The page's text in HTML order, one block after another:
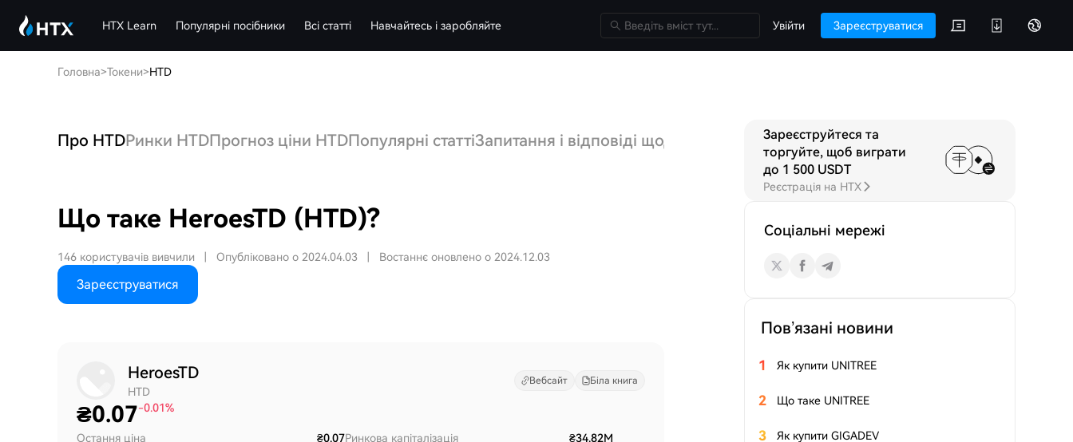
HTX Learn Популярні посібники Всі статті Навчайтесь і заробляйте Увійти Зареєструватися
Головна>Токени>HTD
Про HTDРинки HTDПрогноз ціни HTDПопулярні статтіЗапитання і відповіді щодо HTD Обговорення
Що таке HeroesTD (HTD)?
146 користувачів вивчили Опубліковано о 2024.04.03 Востаннє оновлено о 2024.12.03
Зареєструватися
HeroesTD
HTD
Вебсайт Біла книга
₴0.07-0.01%
Остання ціна
₴0.07Ринкова капіталізація
₴34.82M
Зареєструйтеся та
торгуйте, щоб виграти
до 1 500 USDT
Реєстрація на HTX
Соціальні мережі
Пов’язані новини
1 Як купити UNITREE
2 Що таке UNITREE
3 Як купити GIGADEV